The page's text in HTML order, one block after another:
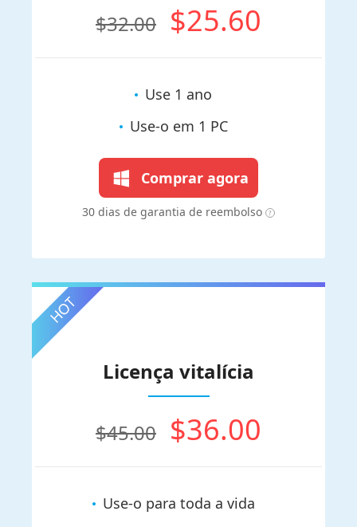
$32.00 $25.60
Use 1 ano
Use-o em 1 PC
Comprar agora
30 dias de garantia de reembolso
Licença vitalícia
$45.00 $36.00
Use-o para toda a vida